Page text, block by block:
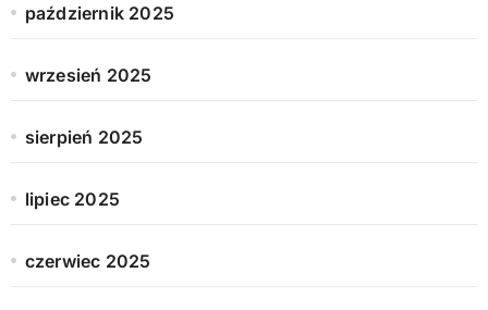
październik 2025
wrzesień 2025
sierpień 2025
lipiec 2025
czerwiec 2025